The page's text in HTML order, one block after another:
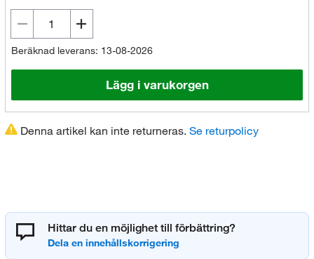
Beräknad leverans: 13-08-2026
Lägg i varukorgen
Denna artikel kan inte returneras. Se returpolicy
Hittar du en möjlighet till förbättring?